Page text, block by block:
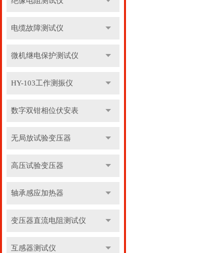
电缆故障测试仪
微机继电保护测试仪
HY-103工作测振仪
数字双钳相位伏安表
无局放试验变压器
高压试验变压器
轴承感应加热器
变压器直流电阻测试仪
互感器测试仪